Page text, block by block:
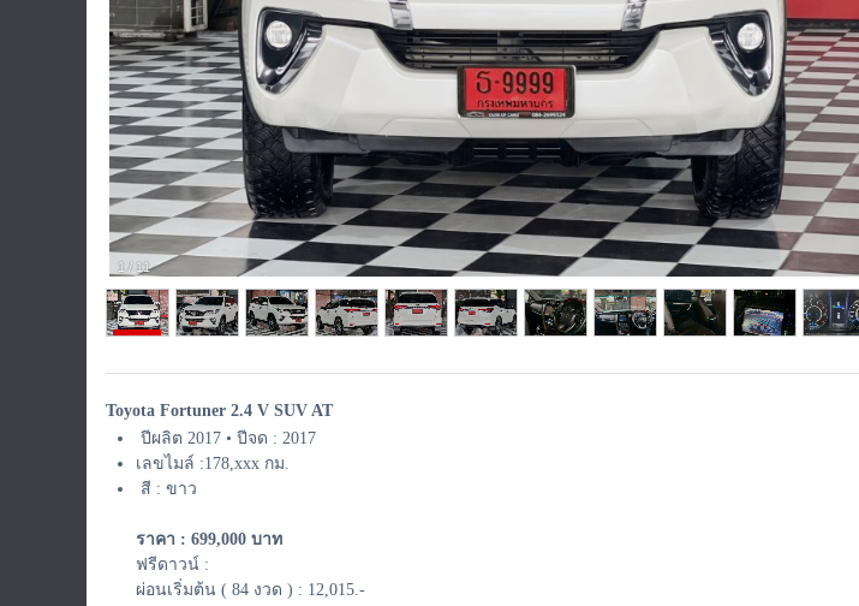
1 / 11
Toyota Fortuner 2.4 V SUV AT
ปีผลิต 2017 • ปีจด : 2017
เลขไมล์ :178,xxx กม.
สี : ขาว
ราคา : 699,000 บาท
ฟรีดาวน์ :
ผ่อนเริ่มต้น ( 84 งวด ) : 12,015.-